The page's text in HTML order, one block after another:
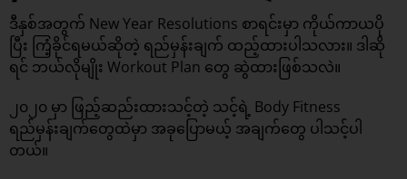
ဒီနှစ်အတွက် New Year Resolutions စာရင်းမှာ ကိုယ်ကာယပို
ပြီး ကြံ့ခိုင်ရမယ်ဆိုတဲ့ ရည်မှန်းချက် ထည့်ထားပါသလား။ ဒါဆို
ရင် ဘယ်လိုမျိုး Workout Plan တွေ ဆွဲထားဖြစ်သလဲ။
၂၀၂၀ မှာ ဖြည့်ဆည်းထားသင့်တဲ့ သင့်ရဲ့ Body Fitness
ရည်မှန်းချက်တွေထဲမှာ အခုပြောမယ့် အချက်တွေ ပါသင့်ပါ
တယ်။